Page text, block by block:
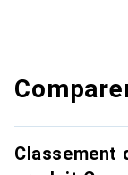
Classement